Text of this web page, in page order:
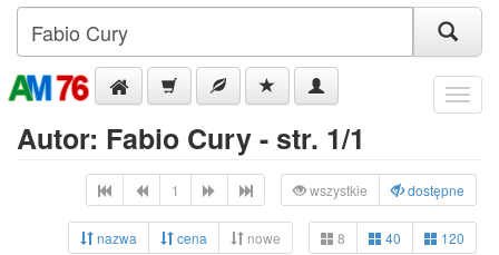
Menu
Autor: Fabio Cury - str. 1/1
1 wszystkie dostępne
nazwa cena nowe 8 40 120